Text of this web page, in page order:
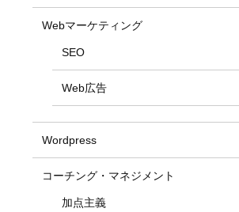
Webマーケティング
SEO
Web広告
Wordpress
コーチング・マネジメント
加点主義